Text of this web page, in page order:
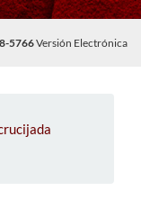
5766Versión Electrónica